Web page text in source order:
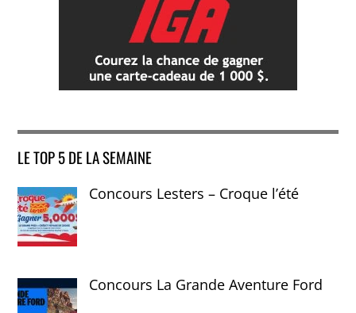
LE TOP 5 DE LA SEMAINE
Concours Lesters – Croque l’été
Concours La Grande Aventure Ford